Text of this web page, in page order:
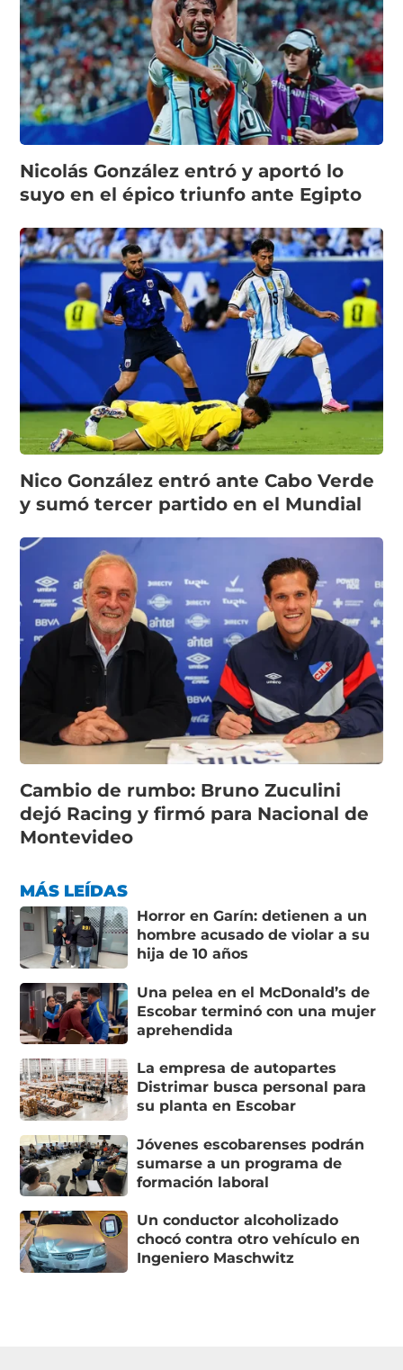
Nicolás González entró y aportó lo
suyo en el épico triunfo ante Egipto
Nico González entró ante Cabo Verde
y sumó tercer partido en el Mundial
Cambio de rumbo: Bruno Zuculini
dejó Racing y firmó para Nacional de
Montevideo
MÁS LEÍDAS
Horror en Garín: detienen a un
hombre acusado de violar a su
hija de 10 años
Una pelea en el McDonald’s de
Escobar terminó con una mujer
aprehendida
La empresa de autopartes
Distrimar busca personal para
su planta en Escobar
Jóvenes escobarenses podrán
sumarse a un programa de
formación laboral
Un conductor alcoholizado
chocó contra otro vehículo en
Ingeniero Maschwitz